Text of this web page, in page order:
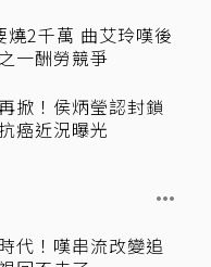
燒2千萬 曲艾玲嘆後
一酬勞競爭
掀！侯炳瑩認封鎖
癌近況曝光
代！嘆串流改變追